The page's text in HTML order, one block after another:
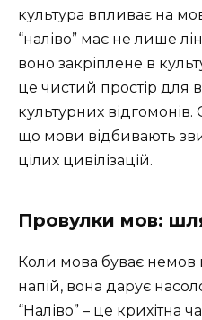
культура впливає на
“наліво” має не лише
воно закріплене в
це чистий простір для
культурних
що мови відбивають
цілих цивілізацій.
Провулки мов:
Коли мова буває
напій, вона дарує
“Наліво” – це крихітна